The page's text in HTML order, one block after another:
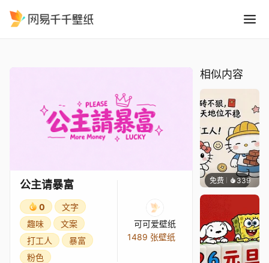
公主请暴富
0
文字
趣味
文案
打工人
暴富
粉色
可可爱壁纸
1489 张壁纸
相似内容
免费 339渔小小